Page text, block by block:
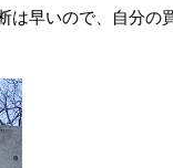
早いので、自分の